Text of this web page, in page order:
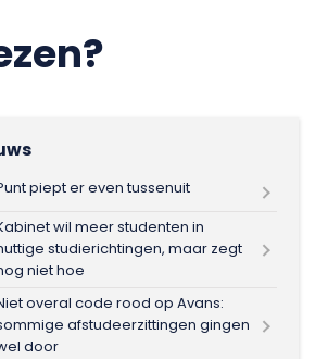
piept er even tussenuit
wil meer studenten in
studierichtingen, maar zegt
niet hoe
overal code rood op Avans:
afstudeerzittingen gingen
door